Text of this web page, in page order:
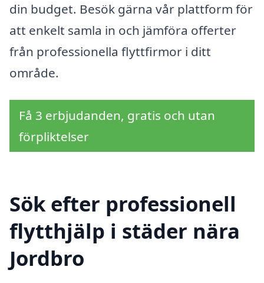
din budget. Besök gärna vår plattform för
att enkelt samla in och jämföra offerter
från professionella flyttfirmor i ditt
område.
Få 3 erbjudanden, gratis och utan
förpliktelser
Sök efter professionell
flytthjälp i städer nära
Jordbro